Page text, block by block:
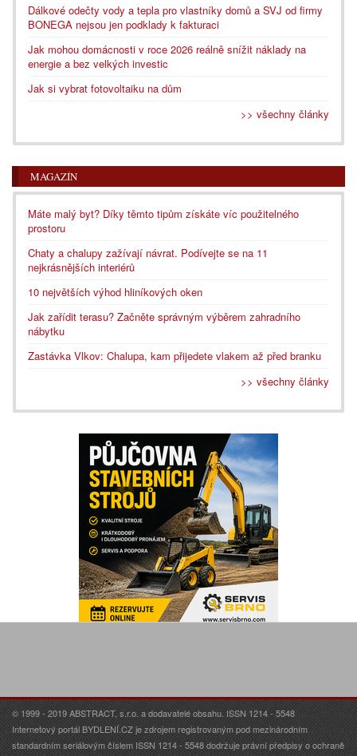
Dálkové odečty vody a tepla pro vlastníky domů a SVJ od firmy
BONEGA nejsou jen podklady k fakturaci
Jak mohou domácnosti v roce 2026 reálně snížit náklady na
energie a bez velkých investic
Jak si vybrat fotovoltaiku na dům
>> všechny články
MAGAZÍN
Máte malý byt? Díky těmto tipům získáte víc použitelného
prostoru
Chaty a chalupy zažívají návrat. Podívejte se na 11
nejkrásnějších interiérů
10 největších výhod hliníkových oken
Jak zařídit terasu? Začněte správným výběrem zahradního
nábytku
Zastávka Vlkov: Chalupa, kam přijedete vlakem až před branku
>> všechny články
© 1999 - 2019 ABSTRACT, s.r.o. a dodavatelé obsahu. ISSN 1214 - 5548
Internetový portál BYDLENÍ.CZ je zdrojem registrovaným pod mezinárodním
standardním seriálovým číslem ISSN 1214 - 5548 dodržuje právní předpisy o ochraně